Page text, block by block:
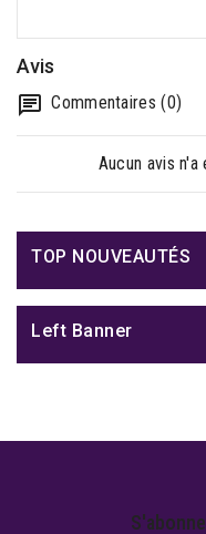
Avis
Commentaires (0)
Aucun avis
TOP NOUVEAUTÉS
Left Banner